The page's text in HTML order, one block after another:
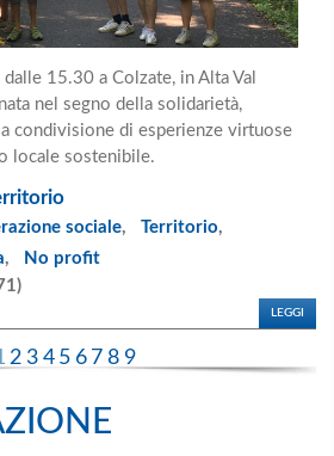
15.30 a Colzate, in Alta Val
nel segno della solidarietà,
condivisione di esperienze virtuose
locale sostenibile.
sociale, Territorio,
,
No profit
LEGGI
2 3 4 5 6 7 8 9